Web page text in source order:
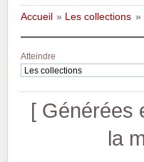
Accueil » Les collections »
Atteindre
[ Générées
la